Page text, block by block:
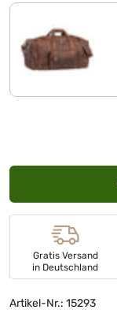
aneto - braun
Gratis Versand
in Deutschland
Artikel-Nr.: 15293